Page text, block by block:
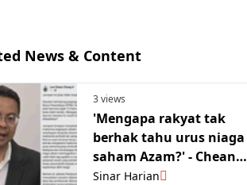
News & Content
3 views
'Mengapa rakyat tak
berhak tahu urus niaga
saham Azam?' - Chean
Chung
Sinar Harian